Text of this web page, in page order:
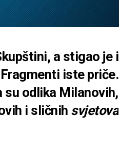
a stigao je i
iste priče.
odlika Milanovih,
i sličnih svjetova